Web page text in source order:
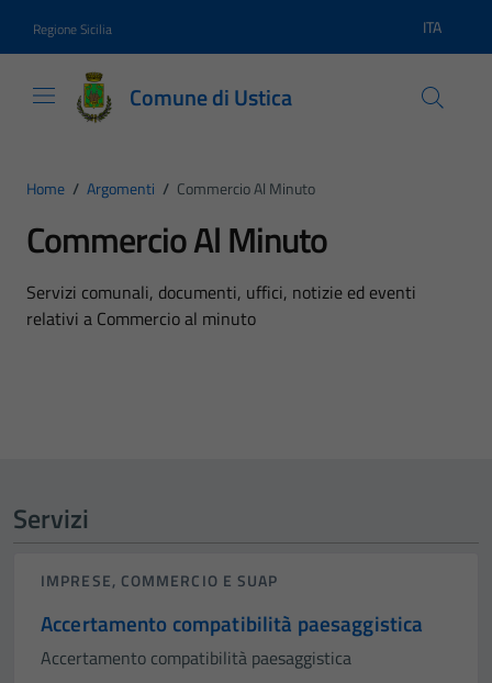
Regione Sicilia Lingua
ITA
Comune di Ustica
Home / Argomenti / Commercio Al Minuto
Commercio Al Minuto
Dettagli dell'argomento
Servizi comunali, documenti, uffici, notizie ed eventi
relativi a Commercio al minuto
Servizi
IMPRESE, COMMERCIO E SUAP
Accertamento compatibilità paesaggistica
Accertamento compatibilità paesaggistica